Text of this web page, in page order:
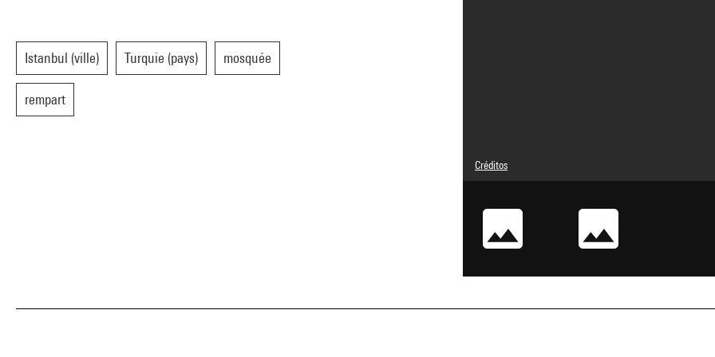
Istanbul (ville) Turquie (pays) mosquée
rempart
Créditos
© droits réservés
Referencia de la imagen : 4Y10757
Difusión de la imagen :
GrandPalaisRmnPhoto